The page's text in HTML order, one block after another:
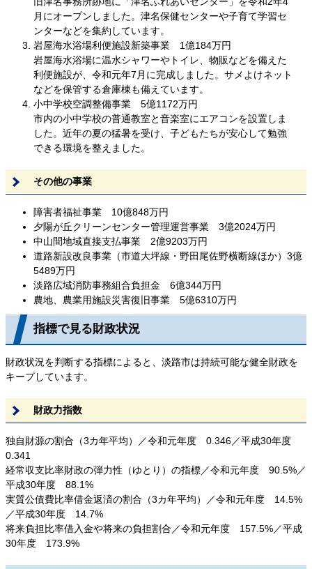
月にオープンしました。津名保健センターや子育て学習セ
ンターなどを集約しています。
岩屋海水浴場利便施設新築事業 1億184万円
岩屋海水浴場に温水シャワーやトイレ、物販などを備えた
利便施設が、令和元年7月に完成しました。サメよけネット
などを保管する倉庫棟も備えています。
小中学校空調整備事業 5億1172万円
市内の小中学校の普通教室と音楽室にエアコンを設置しま
した。近年の夏の猛暑を受け、子どもたちが安心して勉強
できる環境を整えました。
その他の事業
障害者福祉事業 10億848万円
夕陽が丘クリーンセンター管理運営事業 3億2024万円
中山間地域直接支払事業 2億9203万円
道路新設改良事業（市道大坪線・野田尾佐野横断線ほか）3億
5489万円
淡路広域消防事務組合負担金 6億344万円
農地、農業用施設災害復旧事業 5億6310万円
指標で見る財政状況
財政状況を判断する指標によると、淡路市は持続可能な健全財政を
キープしています。
財政力指数
独自財源の割合（3カ年平均）／令和元年度 0.346／平成30年度
0.341
経常収支比率財政の弾力性（ゆとり）の指標／令和元年度 90.5%／
平成30年度 88.1%
実質公債費比率借金返済の割合（3カ年平均）／令和元年度 14.5%
／平成30年度 14.7%
将来負担比率借入金や将来の負担割合／令和元年度 157.5%／平成
30年度 173.9%